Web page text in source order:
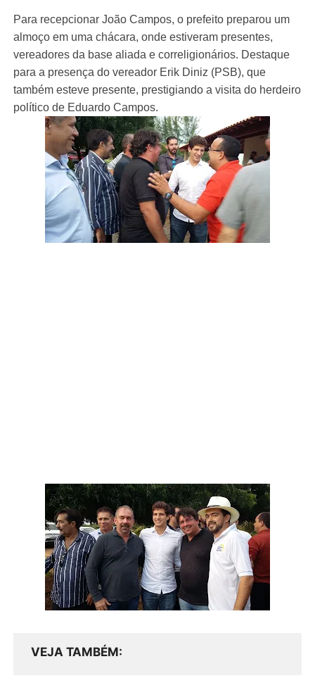
Para recepcionar João Campos, o prefeito preparou um
almoço em uma chácara, onde estiveram presentes,
vereadores da base aliada e correligionários. Destaque
para a presença do vereador Erik Diniz (PSB), que
também esteve presente, prestigiando a visita do herdeiro
político de Eduardo Campos.
VEJA TAMBÉM